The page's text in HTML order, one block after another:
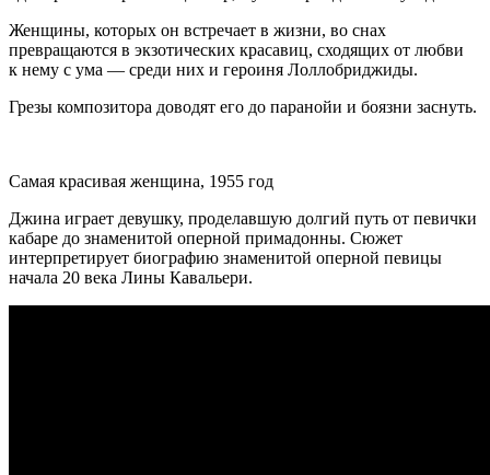
Женщины, которых он встречает в жизни, во снах
превращаются в экзотических красавиц, сходящих от любви
к нему с ума — среди них и героиня Лоллобриджиды.
Грезы композитора доводят его до паранойи и боязни заснуть.
Самая красивая женщина, 1955 год
Джина играет девушку, проделавшую долгий путь от певички
кабаре до знаменитой оперной примадонны. Сюжет
интерпретирует биографию знаменитой оперной певицы
начала 20 века Лины Кавальери.